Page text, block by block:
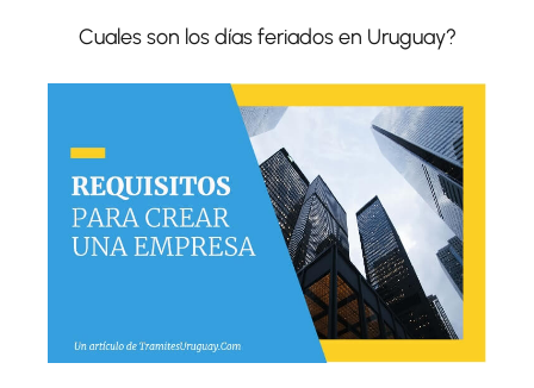
Cuales son los días feriados en Uruguay?